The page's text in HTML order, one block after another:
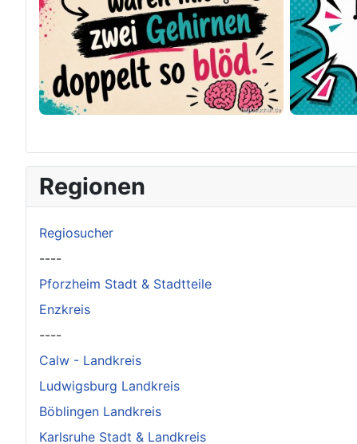
Original herunterladen
Regionen
Regiosucher
----
Pforzheim Stadt & Stadtteile
Enzkreis
----
Calw - Landkreis
Ludwigsburg Landkreis
Böblingen Landkreis
Karlsruhe Stadt & Landkreis